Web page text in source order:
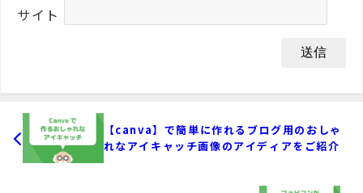
サイト
【canva】で簡単に作れるブログ用のおしゃ
れなアイキャッチ画像のアイディアをご紹介